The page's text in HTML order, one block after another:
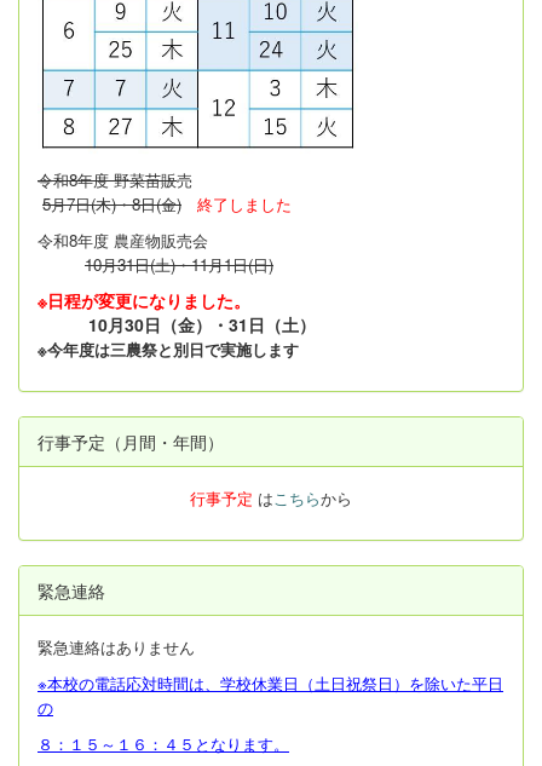
令和8年度 野菜苗販売
5月7日(木)・8日(金)
終了しました
令和8年度 農産物販売会
10月31日(土)・11月1日(日)
※日程が変更になりました。
10月30日（金）・31日（土）
※今年度は三農祭と別日で実施します
行事予定（月間・年間）
行事予定 は こちらから
緊急連絡
緊急連絡はありません
※本校の電話応対時間は、学校休業日（土日祝祭日）を除いた平日
の
８：１５～１６：４５となります。